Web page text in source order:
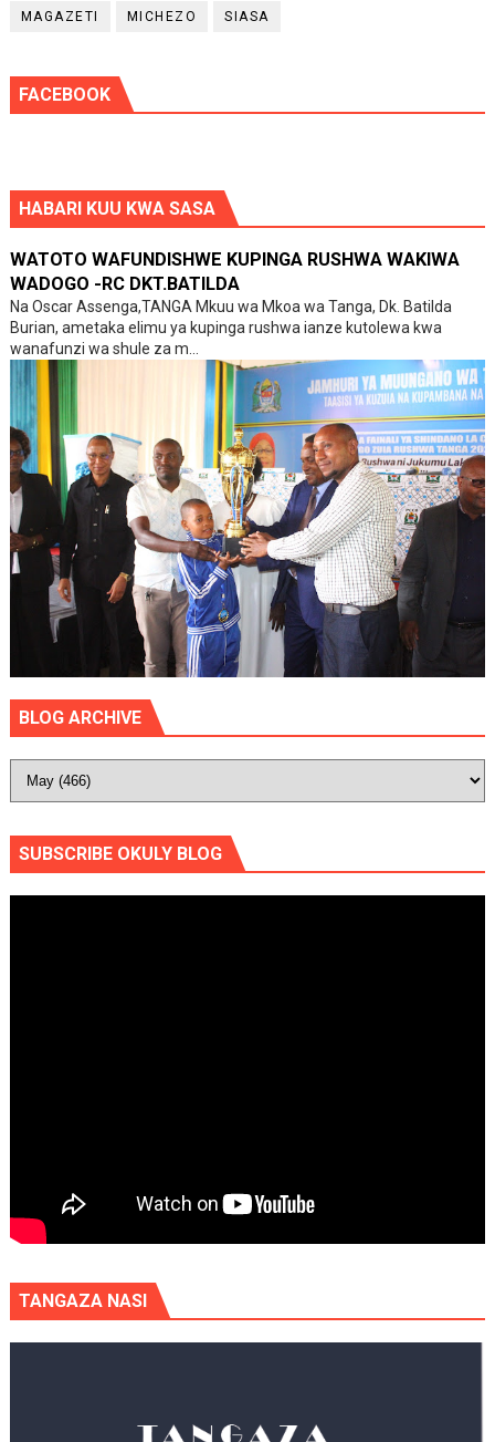
MAGAZETI MICHEZO SIASA
FACEBOOK
HABARI KUU KWA SASA
WATOTO WAFUNDISHWE KUPINGA RUSHWA WAKIWA
WADOGO -RC DKT.BATILDA
Na Oscar Assenga,TANGA Mkuu wa Mkoa wa Tanga, Dk. Batilda
Burian, ametaka elimu ya kupinga rushwa ianze kutolewa kwa
wanafunzi wa shule za m...
BLOG ARCHIVE
SUBSCRIBE OKULY BLOG
TANGAZA NASI